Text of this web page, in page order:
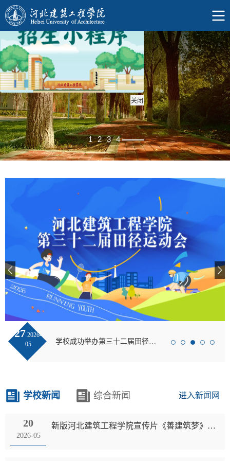
1 2 3 4
27 2026-
05
学校成功举办第三十二届田径运动会
学校新闻 综合新闻 进入新闻网
20
2026-05
新版河北建筑工程学院宣传片《善建筑梦》正式发布!
关闭